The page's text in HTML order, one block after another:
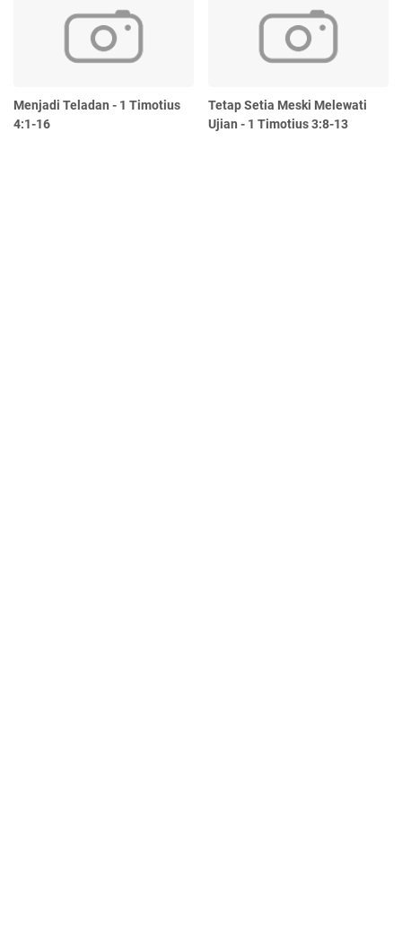
Menjadi Teladan - 1 Timotius
4:1-16
Tetap Setia Meski Melewati
Ujian - 1 Timotius 3:8-13